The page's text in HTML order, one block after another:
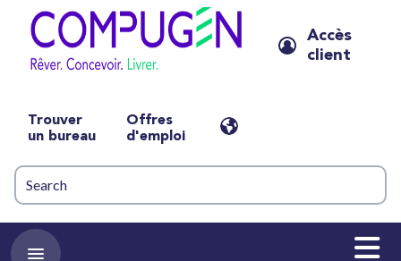
Accès
client
Trouver
un bureau
Offres
d'emploi